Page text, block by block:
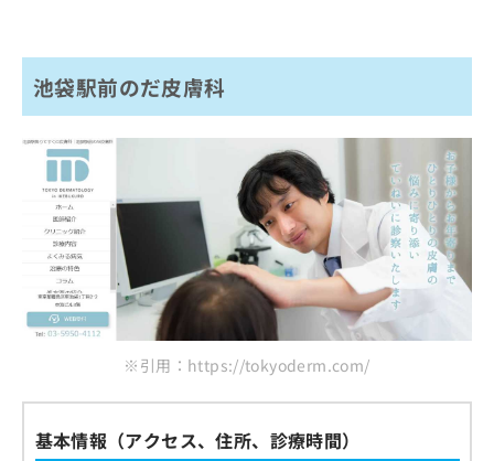
池袋駅前のだ皮膚科
※引用：https://tokyoderm.com/
基本情報（アクセス、住所、診療時間）